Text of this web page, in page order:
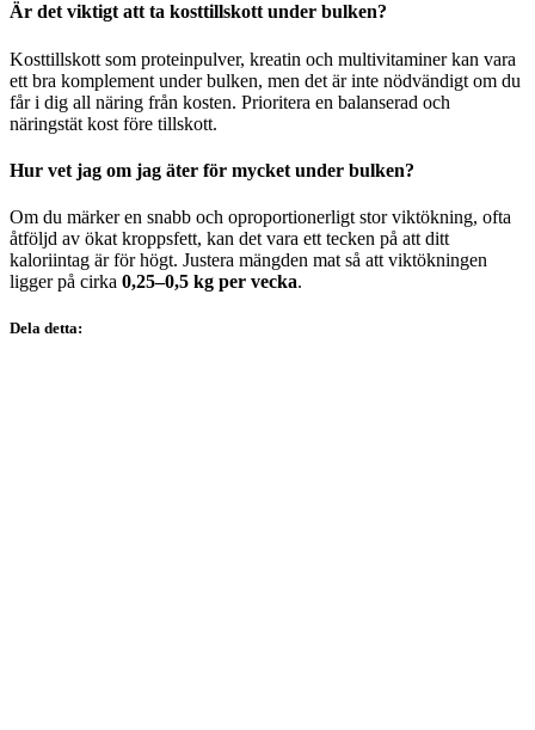
Är det viktigt att ta kosttillskott under bulken?
Kosttillskott som proteinpulver, kreatin och multivitaminer kan vara
ett bra komplement under bulken, men det är inte nödvändigt om du
får i dig all näring från kosten. Prioritera en balanserad och
näringstät kost före tillskott.
Hur vet jag om jag äter för mycket under bulken?
Om du märker en snabb och oproportionerligt stor viktökning, ofta
åtföljd av ökat kroppsfett, kan det vara ett tecken på att ditt
kaloriintag är för högt. Justera mängden mat så att viktökningen
ligger på cirka 0,25–0,5 kg per vecka.
Dela detta: